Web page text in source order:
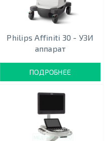
Philips Affiniti 30 - УЗИ
аппарат
ПОДРОБНЕЕ